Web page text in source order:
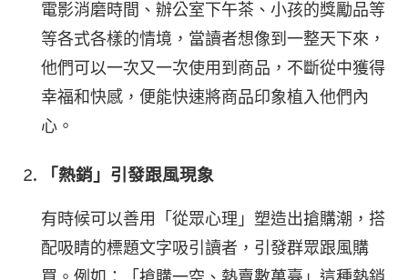
電影消磨時間、辦公室下午茶、小孩的獎勵品等
等各式各樣的情境，當讀者想像到一整天下來，
他們可以一次又一次使用到商品，不斷從中獲得
幸福和快感，便能快速將商品印象植入他們內
心。
「熱銷」引發跟風現象
有時候可以善用「從眾心理」塑造出搶購潮，搭
配吸睛的標題文字吸引讀者，引發群眾跟風購